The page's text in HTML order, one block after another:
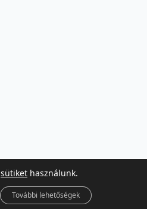
sütiket használunk.
További lehetőségek